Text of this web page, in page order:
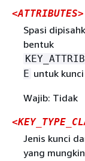
<ATTRIBUTES>
Spasi
bentuk
E untuk
Wajib: Tidak
Jenis kunci
yang